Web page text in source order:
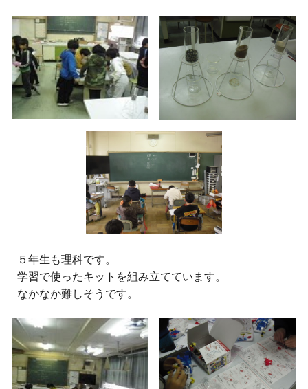
５年生も理科です。
学習で使ったキットを組み立てています。
なかなか難しそうです。